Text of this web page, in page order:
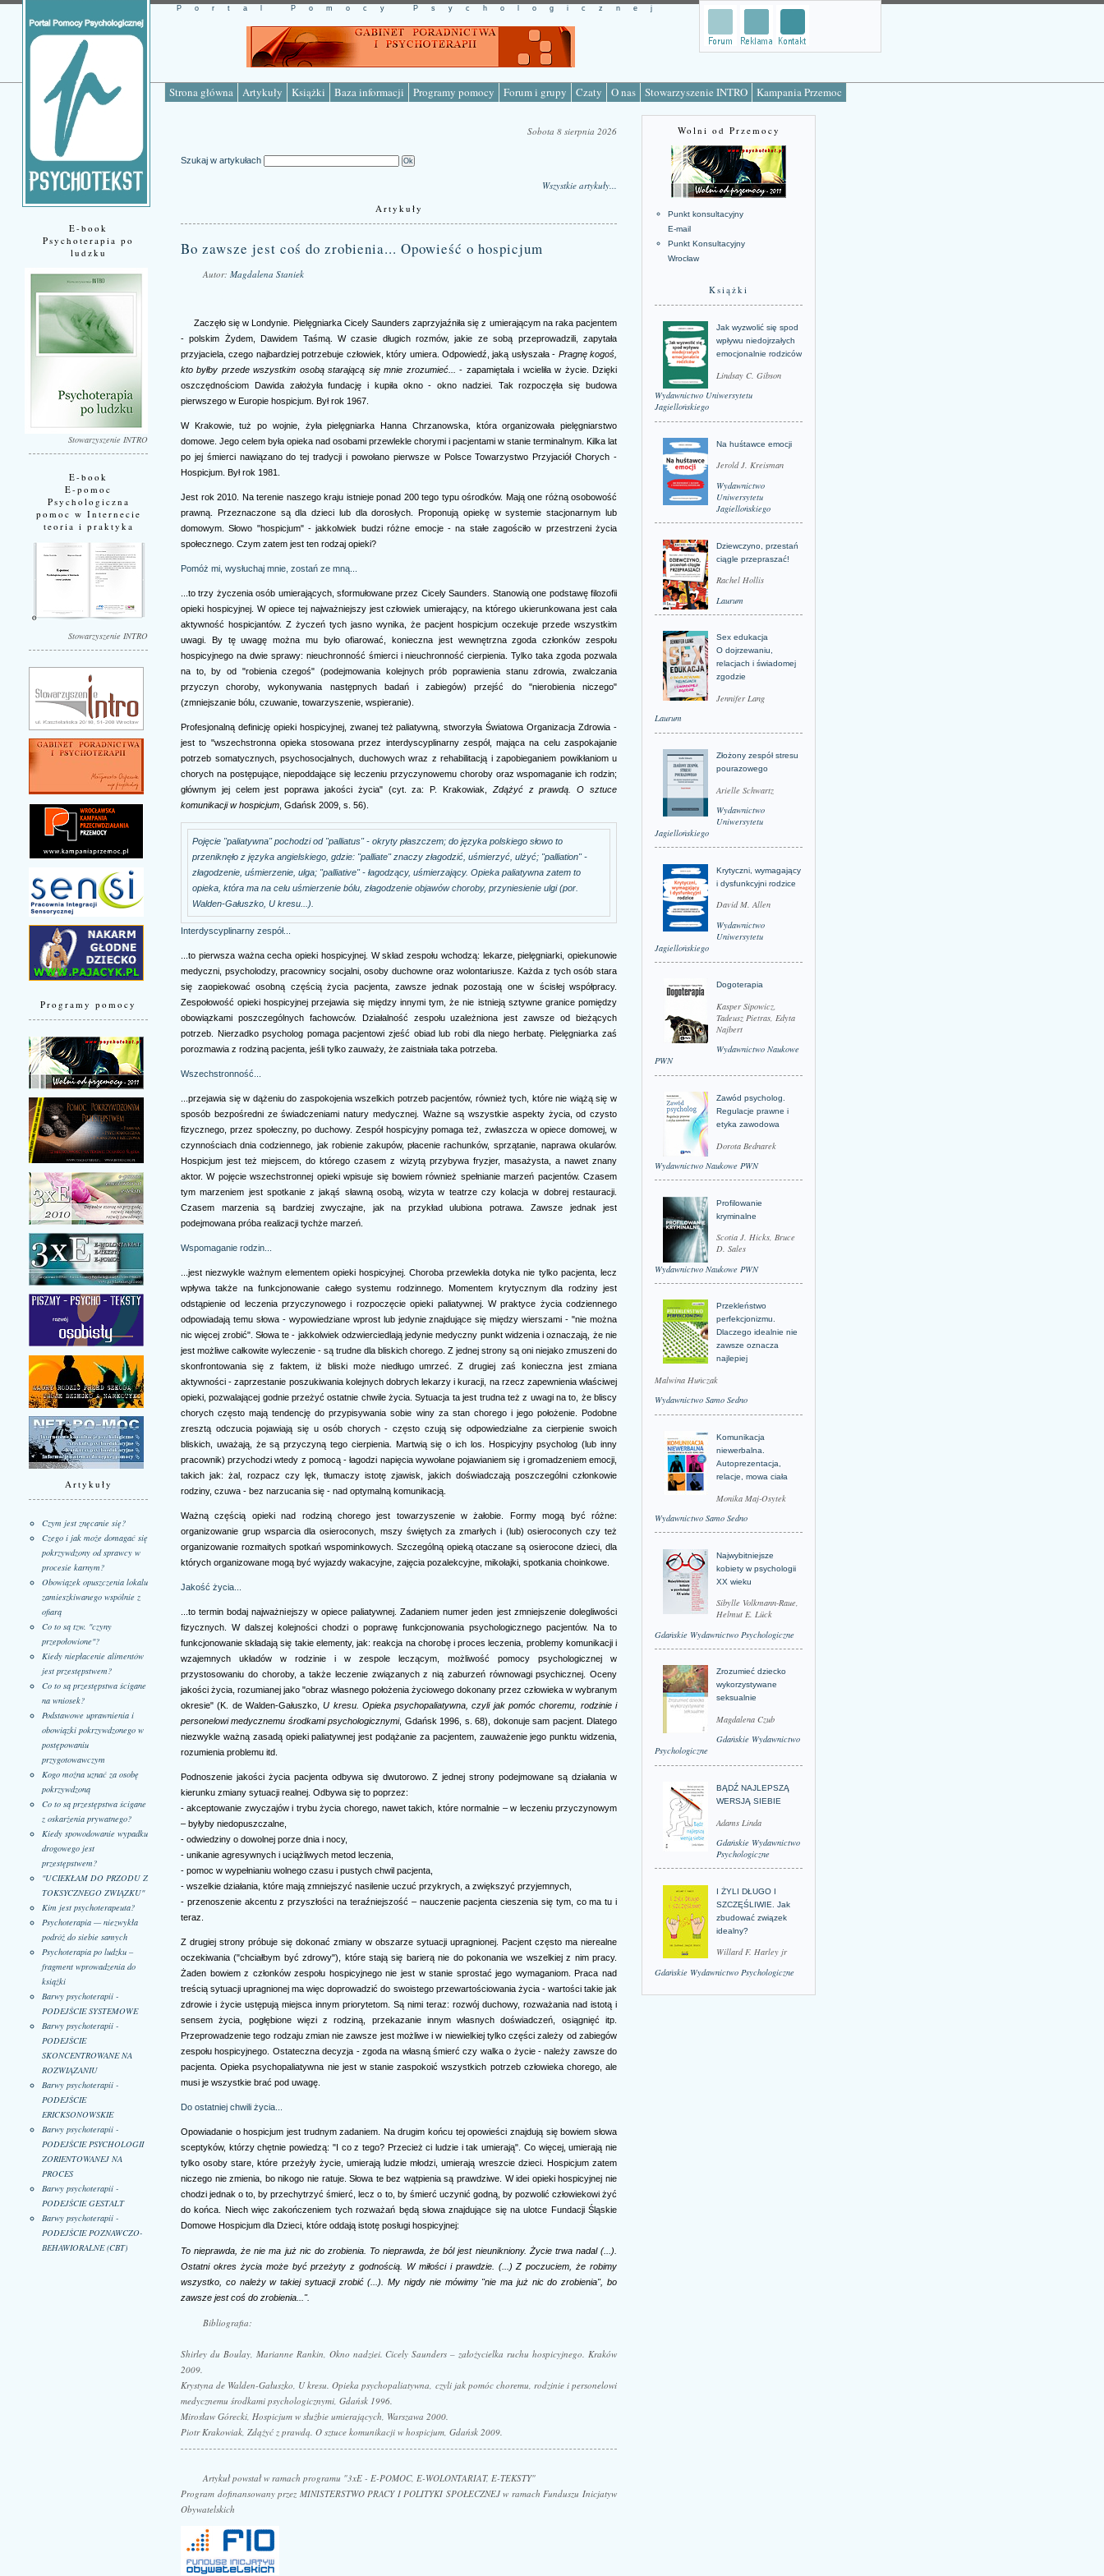
Strona główna Artykuły Książki Baza informacji Programy pomocy Forum i grupy Czaty O nas Stowarzyszenie INTRO Kampania Przemoc
Portal Pomocy Psychologicznej
E-book
Psychoterapia po
ludzku
Stowarzyszenie INTRO
E-book
E-pomoc
Psychologiczna
pomoc w Internecie
teoria i praktyka
Stowarzyszenie INTRO
Programy pomocy
Artykuły
Czym jest znęcanie się?
Czego i jak może domagać się
pokrzywdzony od sprawcy w
procesie karnym?
Obowiązek opuszczenia lokalu
zamieszkiwanego wspólnie z
ofiarą
Co to są tzw. "czyny
przepołowione"?
Kiedy niepłacenie alimentów
jest przestępstwem?
Co to są przestępstwa ścigane
na wniosek?
Podstawowe uprawnienia i
obowiązki pokrzywdzonego w
postępowaniu
przygotowawczym
Kogo można uznać za osobę
pokrzywdzoną
Co to są przestępstwa ścigane
z oskarżenia prywatnego?
Kiedy spowodowanie wypadku
drogowego jest
przestępstwem?
"UCIEKŁAM DO PRZODU Z
TOKSYCZNEGO ZWIĄZKU"
Kim jest psychoterapeuta?
Psychoterapia — niezwykła
podróż do siebie samych
Psychoterapia po ludzku –
fragment wprowadzenia do
książki
Barwy psychoterapii -
PODEJŚCIE SYSTEMOWE
Barwy psychoterapii -
PODEJŚCIE
SKONCENTROWANE NA
ROZWIĄZANIU
Barwy psychoterapii -
PODEJŚCIE
ERICKSONOWSKIE
Barwy psychoterapii -
PODEJŚCIE PSYCHOLOGII
ZORIENTOWANEJ NA
PROCES
Barwy psychoterapii -
PODEJŚCIE GESTALT
Barwy psychoterapii -
PODEJŚCIE POZNAWCZO-
BEHAWIORALNE (CBT)
Sobota 8 sierpnia 2026
Szukaj w artykułach
Wszystkie artykuły...
Artykuły
Bo zawsze jest coś do zrobienia... Opowieść o hospicjum
Autor: Magdalena Staniek
Zaczęło się w Londynie. Pielęgniarka Cicely Saunders zaprzyjaźniła się z umierającym na raka pacjentem
- polskim Żydem, Dawidem Taśmą. W czasie długich rozmów, jakie ze sobą przeprowadzili, zapytała
przyjaciela, czego najbardziej potrzebuje człowiek, który umiera. Odpowiedź, jaką usłyszała - Pragnę kogoś,
kto byłby przede wszystkim osobą starającą się mnie zrozumieć...
- zapamiętała i wcieliła w życie. Dzięki
oszczędnościom Dawida założyła fundację i kupiła okno - okno nadziei. Tak rozpoczęła się budowa
pierwszego w Europie hospicjum. Był rok 1967.
W Krakowie, tuż po wojnie, żyła pielęgniarka Hanna Chrzanowska, która organizowała pielęgniarstwo
domowe. Jego celem była opieka nad osobami przewlekle chorymi i pacjentami w stanie terminalnym. Kilka lat
po jej śmierci nawiązano do tej tradycji i powołano pierwsze w Polsce Towarzystwo Przyjaciół Chorych -
Hospicjum. Był rok 1981.
Jest rok 2010. Na terenie naszego kraju istnieje ponad 200 tego typu ośrodków. Mają one różną osobowość
prawną. Przeznaczone są dla dzieci lub dla dorosłych. Proponują opiekę w systemie stacjonarnym lub
domowym. Słowo "hospicjum" - jakkolwiek budzi różne emocje - na stałe zagościło w przestrzeni życia
społecznego. Czym zatem jest ten rodzaj opieki?
Pomóż mi, wysłuchaj mnie, zostań ze mną...
...to trzy życzenia osób umierających, sformułowane przez Cicely Saunders. Stanowią one podstawę filozofii
opieki hospicyjnej. W opiece tej najważniejszy jest człowiek umierający, na którego ukierunkowana jest cała
aktywność hospicjantów. Z życzeń tych jasno wynika, że pacjent hospicjum oczekuje przede wszystkim
uwagi. By tę uwagę można mu było ofiarować, konieczna jest wewnętrzna zgoda członków zespołu
hospicyjnego na dwie sprawy: nieuchronność śmierci i nieuchronność cierpienia. Tylko taka zgoda pozwala
na to, by od "robienia czegoś" (podejmowania kolejnych prób poprawienia stanu zdrowia, zwalczania
przyczyn choroby, wykonywania następnych badań i zabiegów) przejść do "nierobienia niczego"
(zmniejszanie bólu, czuwanie, towarzyszenie, wspieranie).
Profesjonalną definicję opieki hospicyjnej, zwanej też paliatywną, stworzyła Światowa Organizacja Zdrowia -
jest to "wszechstronna opieka stosowana przez interdyscyplinarny zespół, mająca na celu zaspokajanie
potrzeb somatycznych, psychosocjalnych, duchowych wraz z rehabilitacją i zapobieganiem powikłaniom u
chorych na postępujące, niepoddające się leczeniu przyczynowemu choroby oraz wspomaganie ich rodzin;
głównym jej celem jest poprawa jakości życia" (cyt. za: P. Krakowiak, Zdążyć z prawdą. O sztuce
komunikacji w hospicjum , Gdańsk 2009, s. 56).
Pojęcie "paliatywna" pochodzi od "palliatus" - okryty płaszczem; do języka polskiego słowo to
przeniknęło z języka angielskiego, gdzie: "palliate" znaczy złagodzić, uśmierzyć, ulżyć; "palliation" -
złagodzenie, uśmierzenie, ulga; "palliative" - łagodzący, uśmierzający. Opieka paliatywna zatem to
opieka, która ma na celu uśmierzenie bólu, złagodzenie objawów choroby, przyniesienie ulgi (por.
Walden-Gałuszko, U kresu...).
Interdyscyplinarny zespół...
...to pierwsza ważna cecha opieki hospicyjnej. W skład zespołu wchodzą: lekarze, pielęgniarki, opiekunowie
medyczni, psycholodzy, pracownicy socjalni, osoby duchowne oraz wolontariusze. Każda z tych osób stara
się zaopiekować osobną częścią życia pacjenta, zawsze jednak pozostają one w ścisłej współpracy.
Zespołowość opieki hospicyjnej przejawia się między innymi tym, że nie istnieją sztywne granice pomiędzy
obowiązkami poszczególnych fachowców. Działalność zespołu uzależniona jest zawsze od bieżących
potrzeb. Nierzadko psycholog pomaga pacjentowi zjeść obiad lub robi dla niego herbatę. Pielęgniarka zaś
porozmawia z rodziną pacjenta, jeśli tylko zauważy, że zaistniała taka potrzeba.
Wszechstronność...
...przejawia się w dążeniu do zaspokojenia wszelkich potrzeb pacjentów, również tych, które nie wiążą się w
sposób bezpośredni ze świadczeniami natury medycznej. Ważne są wszystkie aspekty życia, od czysto
fizycznego, przez społeczny, po duchowy. Zespół hospicyjny pomaga też, zwłaszcza w opiece domowej, w
czynnościach dnia codziennego, jak robienie zakupów, płacenie rachunków, sprzątanie, naprawa okularów.
Hospicjum jest też miejscem, do którego czasem z wizytą przybywa fryzjer, masażysta, a nawet znany
aktor. W pojęcie wszechstronnej opieki wpisuje się bowiem również spełnianie marzeń pacjentów. Czasem
tym marzeniem jest spotkanie z jakąś sławną osobą, wizyta w teatrze czy kolacja w dobrej restauracji.
Czasem marzenia są bardziej zwyczajne, jak na przykład ulubiona potrawa. Zawsze jednak jest
podejmowana próba realizacji tychże marzeń.
Wspomaganie rodzin...
...jest niezwykle ważnym elementem opieki hospicyjnej. Choroba przewlekła dotyka nie tylko pacjenta, lecz
wpływa także na funkcjonowanie całego systemu rodzinnego. Momentem krytycznym dla rodziny jest
odstąpienie od leczenia przyczynowego i rozpoczęcie opieki paliatywnej. W praktyce życia codziennego
odpowiadają temu słowa - wypowiedziane wprost lub jedynie znajdujące się między wierszami - "nie można
nic więcej zrobić". Słowa te - jakkolwiek odzwierciedlają jedynie medyczny punkt widzenia i oznaczają, że nie
jest możliwe całkowite wyleczenie - są trudne dla bliskich chorego. Z jednej strony są oni niejako zmuszeni do
skonfrontowania się z faktem, iż bliski może niedługo umrzeć. Z drugiej zaś konieczna jest zmiana
aktywności - zaprzestanie poszukiwania kolejnych dobrych lekarzy i kuracji, na rzecz zapewnienia właściwej
opieki, pozwalającej godnie przeżyć ostatnie chwile życia. Sytuacja ta jest trudna też z uwagi na to, że bliscy
chorych często mają tendencję do przypisywania sobie winy za stan chorego i jego położenie. Podobne
zresztą odczucia pojawiają się u osób chorych - często czują się odpowiedzialne za cierpienie swoich
bliskich, uważają, że są przyczyną tego cierpienia. Martwią się o ich los. Hospicyjny psycholog (lub inny
pracownik) przychodzi wtedy z pomocą - łagodzi napięcia wywołane pojawianiem się i gromadzeniem emocji,
takich jak: żal, rozpacz czy lęk, tłumaczy istotę zjawisk, jakich doświadczają poszczególni członkowie
rodziny, czuwa - bez narzucania się - nad optymalną komunikacją.
Ważną częścią opieki nad rodziną chorego jest towarzyszenie w żałobie. Formy mogą być różne:
organizowanie grup wsparcia dla osieroconych, mszy świętych za zmarłych i (lub) osieroconych czy też
organizowanie rozmaitych spotkań wspominkowych. Szczególną opieką otaczane są osierocone dzieci, dla
których organizowane mogą być wyjazdy wakacyjne, zajęcia pozalekcyjne, mikołajki, spotkania choinkowe.
Jakość życia...
...to termin bodaj najważniejszy w opiece paliatywnej. Zadaniem numer jeden jest zmniejszenie dolegliwości
fizycznych. W dalszej kolejności chodzi o poprawę funkcjonowania psychologicznego pacjentów. Na to
funkcjonowanie składają się takie elementy, jak: reakcja na chorobę i proces leczenia, problemy komunikacji i
wzajemnych układów w rodzinie i w zespole leczącym, możliwość pomocy psychologicznej w
przystosowaniu do choroby, a także leczenie związanych z nią zaburzeń równowagi psychicznej. Oceny
jakości życia, rozumianej jako "obraz własnego położenia życiowego dokonany przez człowieka w wybranym
okresie" (K. de Walden-Gałuszko,U kresu. Opieka psychopaliatywna, czyli jak pomóc choremu, rodzinie i
personelowi medycznemu środkami psychologicznymi, Gdańsk 1996, s. 68), dokonuje sam pacjent. Dlatego
niezwykle ważną zasadą opieki paliatywnej jest podążanie za pacjentem, zauważenie jego punktu widzenia,
rozumienia problemu itd.
Podnoszenie jakości życia pacjenta odbywa się dwutorowo. Z jednej strony podejmowane są działania w
kierunku zmiany sytuacji realnej. Odbywa się to poprzez:
- akceptowanie zwyczajów i trybu życia chorego, nawet takich, które normalnie – w leczeniu przyczynowym
– byłyby niedopuszczalne,
- odwiedziny o dowolnej porze dnia i nocy,
- unikanie agresywnych i uciążliwych metod leczenia,
- pomoc w wypełnianiu wolnego czasu i pustych chwil pacjenta,
- wszelkie działania, które mają zmniejszyć nasilenie uczuć przykrych, a zwiększyć przyjemnych,
- przenoszenie akcentu z przyszłości na teraźniejszość – nauczenie pacjenta cieszenia się tym, co ma tu i
teraz.
Z drugiej strony próbuje się dokonać zmiany w obszarze sytuacji upragnionej. Pacjent często ma nierealne
oczekiwania ("chciałbym być zdrowy"), które stają się barierą nie do pokonania we wszelkiej z nim pracy.
Żaden bowiem z członków zespołu hospicyjnego nie jest w stanie sprostać jego wymaganiom. Praca nad
treścią sytuacji upragnionej ma więc doprowadzić do swoistego przewartościowania życia - wartości takie jak
zdrowie i życie ustępują miejsca innym priorytetom. Są nimi teraz: rozwój duchowy, rozważania nad istotą i
sensem życia, pogłębione więzi z rodziną, przekazanie innym własnych doświadczeń, osiągnięć itp.
Przeprowadzenie tego rodzaju zmian nie zawsze jest możliwe i w niewielkiej tylko części zależy od zabiegów
zespołu hospicyjnego. Ostateczna decyzja - zgoda na własną śmierć czy walka o życie - należy zawsze do
pacjenta. Opieka psychopaliatywna nie jest w stanie zaspokoić wszystkich potrzeb człowieka chorego, ale
musi je wszystkie brać pod uwagę.
Do ostatniej chwili życia...
Opowiadanie o hospicjum jest trudnym zadaniem. Na drugim końcu tej opowieści znajdują się bowiem słowa
sceptyków, którzy chętnie powiedzą: "I co z tego? Przecież ci ludzie i tak umierają". Co więcej, umierają nie
tylko osoby stare, które przeżyły życie, umierają ludzie młodzi, umierają wreszcie dzieci. Hospicjum zatem
niczego nie zmienia, bo nikogo nie ratuje. Słowa te bez wątpienia są prawdziwe. W idei opieki hospicyjnej nie
chodzi jednak o to, by przechytrzyć śmierć, lecz o to, by śmierć uczynić godną, by pozwolić człowiekowi żyć
do końca. Niech więc zakończeniem tych rozważań będą słowa znajdujące się na ulotce Fundacji Śląskie
Domowe Hospicjum dla Dzieci, które oddają istotę posługi hospicyjnej:
To nieprawda, że nie ma już nic do zrobienia. To nieprawda, że ból jest nieunikniony. Życie trwa nadal (...).
Ostatni okres życia może być przeżyty z godnością. W miłości i prawdzie. (...) Z poczuciem, że robimy
wszystko, co należy w takiej sytuacji zrobić (...). My nigdy nie mówimy "nie ma już nic do zrobienia", bo
zawsze jest coś do zrobienia...".
Bibliografia:
Shirley du Boulay, Marianne Rankin, Okno nadziei. Cicely Saunders – założycielka ruchu hospicyjnego. Kraków
2009.
Krystyna de Walden-Gałuszko, U kresu. Opieka psychopaliatywna, czyli jak pomóc choremu, rodzinie i personelowi
medycznemu środkami psychologicznymi, Gdańsk 1996.
Mirosław Górecki, Hospicjum w służbie umierających , Warszawa 2000.
Piotr Krakowiak, Zdążyć z prawdą. O sztuce komunikacji w hospicjum, Gdańsk 2009.
Artykuł powstał w ramach programu "3xE - E-POMOC, E-WOLONTARIAT, E-TEKSTY"
Program dofinansowany przez MINISTERSTWO PRACY I POLITYKI SPOŁECZNEJ w ramach Funduszu Inicjatyw
Obywatelskich
Wolni od Przemocy
Punkt konsultacyjny
E-mail
Punkt Konsultacyjny
Wrocław
Książki
Jak wyzwolić się spod
wpływu niedojrzałych
emocjonalnie rodziców
Lindsay C. Gibson
Wydawnictwo Uniwersytetu
Jagiellońskiego
Na huśtawce emocji
Jerold J. Kreisman
Wydawnictwo
Uniwersytetu
Jagiellońskiego
Dziewczyno, przestań
ciągle przepraszać!
Rachel Hollis
Laurum
Sex edukacja
O dojrzewaniu,
relacjach i świadomej
zgodzie
Jennifer Lang
Laurum
Złożony zespół stresu
pourazowego
Arielle Schwartz
Wydawnictwo
Uniwersytetu
Jagiellońskiego
Krytyczni, wymagający
i dysfunkcyjni rodzice
David M. Allen
Wydawnictwo
Uniwersytetu
Jagiellońskiego
Dogoterapia
Kasper Sipowicz,
Tadeusz Pietras, Edyta
Najbert
Wydawnictwo Naukowe
PWN
Zawód psycholog.
Regulacje prawne i
etyka zawodowa
Dorota Bednarek
Wydawnictwo Naukowe PWN
Profilowanie
kryminalne
Scotia J. Hicks, Bruce
D. Sales
Wydawnictwo Naukowe PWN
Przekleństwo
perfekcjonizmu.
Dlaczego idealnie nie
zawsze oznacza
najlepiej
Malwina Huńczak
Wydawnictwo Samo Sedno
Komunikacja
niewerbalna.
Autoprezentacja,
relacje, mowa ciała
Monika Maj-Osytek
Wydawnictwo Samo Sedno
Najwybitniejsze
kobiety w psychologii
XX wieku
Sibylle Volkmann-Raue,
Helmut E. Lück
Gdańskie Wydawnictwo Psychologiczne
Zrozumieć dziecko
wykorzystywane
seksualnie
Magdalena Czub
Gdańskie Wydawnictwo
Psychologiczne
BĄDŹ NAJLEPSZĄ
WERSJĄ SIEBIE
Adams Linda
Gdańskie Wydawnictwo
Psychologiczne
I ŻYLI DŁUGO I
SZCZĘŚLIWIE. Jak
zbudować związek
idealny?
Willard F. Harley jr
Gdańskie Wydawnictwo Psychologiczne